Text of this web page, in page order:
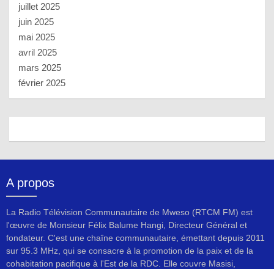
juillet 2025
juin 2025
mai 2025
avril 2025
mars 2025
février 2025
A propos
La Radio Télévision Communautaire de Mweso (RTCM FM) est
l'œuvre de Monsieur Félix Balume Hangi, Directeur Général et
fondateur. C'est une chaîne communautaire, émettant depuis 2011
sur 95.3 MHz, qui se consacre à la promotion de la paix et de la
cohabitation pacifique à l'Est de la RDC. Elle couvre Masisi,